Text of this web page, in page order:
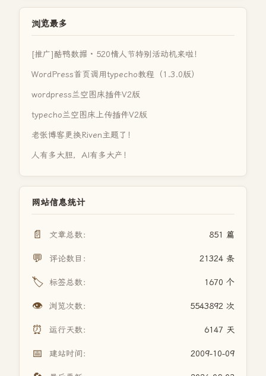
浏览最多
[推广]酷鸭数据 · 520情人节特别活动机来啦！
WordPress首页调用typecho教程（1.3.0版）
wordpress兰空图床插件V2版
typecho兰空图床上传插件V2版
老张博客更换Riven主题了！
人有多大胆，AI有多大产！
网站信息统计
📄 文章总数： 851 篇
💬 评论数目： 21324 条
🏷️ 标签总数： 1670 个
👁️ 浏览次数： 5543892 次
⏰ 运行天数： 6147 天
📅 建站时间： 2009-10-09